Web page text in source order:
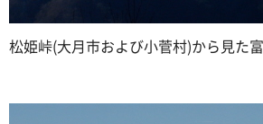
松姫峠(大月市および小菅村)から見た